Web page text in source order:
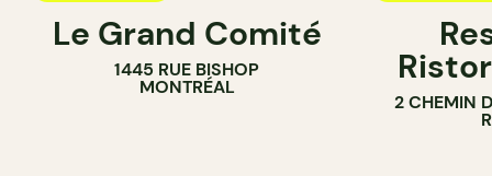
Le Grand Comité
1445 RUE BISHOP
MONTRÉAL
2 CHEMIN